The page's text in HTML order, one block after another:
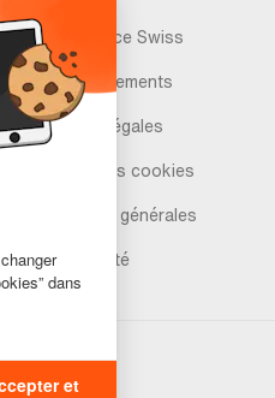
Recommerce Swiss
Nos engagements
Mentions légales
Gestion des cookies
Conditions générales
Accessibilité